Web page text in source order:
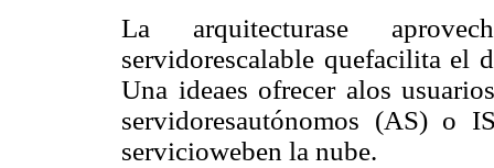
La arquitecturase
servidorescalable quefacilita el
Una ideaes ofrecer alos
servidoresautónomos (AS) o
servicioweben la nube.